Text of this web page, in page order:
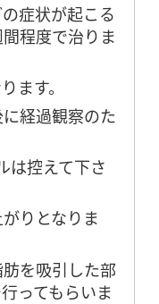
症状が起こる
程度で治りま
ます。
経過観察のた
は控えて下さ
りとなりま
を吸引した部
ってもらいま